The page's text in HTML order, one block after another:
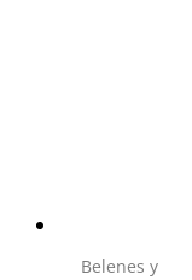
Belenes y